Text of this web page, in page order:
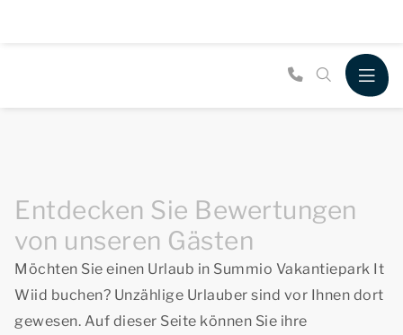
Entdecken Sie Bewertungen
von unseren Gästen
Möchten Sie einen Urlaub in Summio Vakantiepark It
Wiid buchen? Unzählige Urlauber sind vor Ihnen dort
gewesen. Auf dieser Seite können Sie ihre